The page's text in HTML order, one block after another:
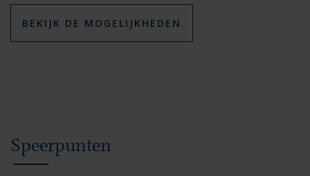
BEKIJK DE MOGELIJKHEDEN
Speerpunten